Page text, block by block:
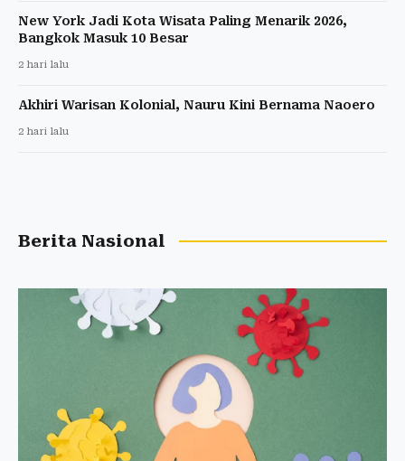
New York Jadi Kota Wisata Paling Menarik 2026,
Bangkok Masuk 10 Besar
2 hari lalu
Akhiri Warisan Kolonial, Nauru Kini Bernama Naoero
2 hari lalu
Berita Nasional